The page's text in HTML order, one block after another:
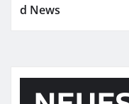
d News